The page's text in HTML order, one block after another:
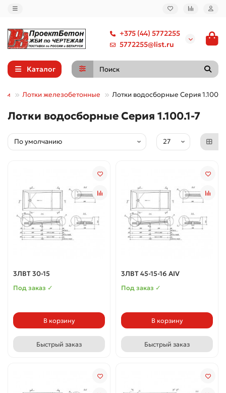
+375 (44) 5772255
5772255@list.ru
Каталог
Лотки железобетонные Лотки водосборные Серия 1.100.1-
Лотки водосборные Серия 1.100.1-7
3ЛВТ 30-15
Под заказ ✓
В корзину
Быстрый заказ
3ЛВТ 45-15-16 АIV
Под заказ ✓
В корзину
Быстрый заказ